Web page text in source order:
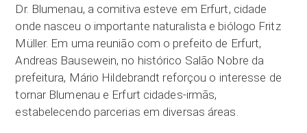
Dr. Blumenau, a comitiva esteve em Erfurt, cidade
onde nasceu o importante naturalista e biólogo Fritz
Müller. Em uma reunião com o prefeito de Erfurt,
Andreas Bausewein, no histórico Salão Nobre da
prefeitura, Mário Hildebrandt reforçou o interesse de
tornar Blumenau e Erfurt cidades-irmãs,
estabelecendo parcerias em diversas áreas.